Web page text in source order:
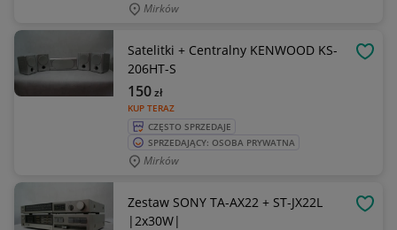
Mirków
Satelitki + Centralny KENWOOD KS-
206HT-S
KUP TERAZ
150zł
CZĘSTO SPRZEDAJE
SPRZEDAJĄCY: OSOBA PRYWATNA
Mirków
Zestaw SONY TA-AX22 + ST-JX22L
|2x30W|